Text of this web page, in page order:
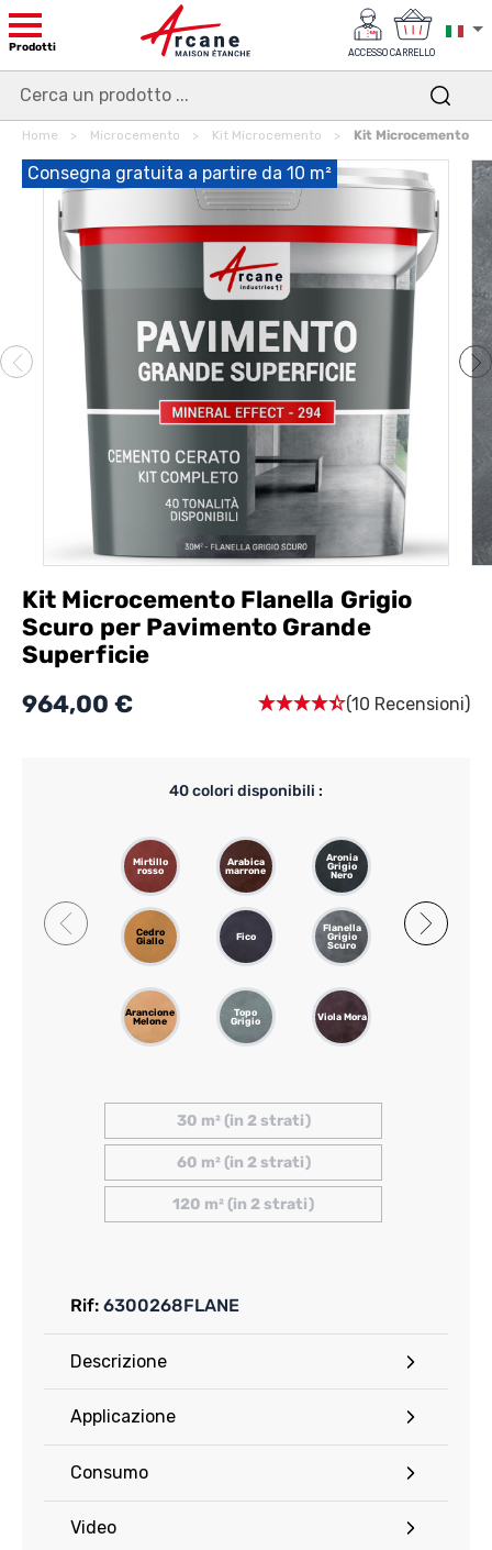
Prodotti ACCESSO CARRELLO
Home Microcemento Kit Microcemento Kit Microcemento
Consegna gratuita a partire da 10 m²
Kit Microcemento Flanella Grigio
Scuro per Pavimento Grande
Superficie
964,00 €
(10 Recensioni)
Rif: 6300268FLANE
Descrizione
Applicazione
Consumo
Video
30 m² (in 2 strati)
60 m² (in 2 strati)
120 m² (in 2 strati)
40colori disponibili :
Mirtillo
rosso
Arabica
marrone
Aronia
Grigio
Nero
Cedro
Giallo
Fico
Flanella
Grigio
Scuro
Gazzella
Grigio
Rosa
Arancione
Melone
Topo
Grigio
Viola Mora